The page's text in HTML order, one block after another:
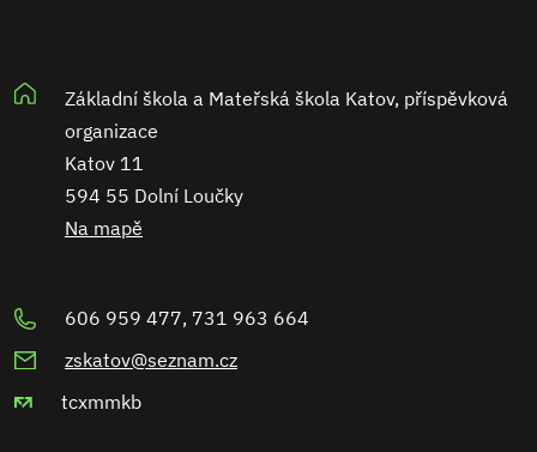
Základní škola a Mateřská škola Katov, příspěvková
organizace
Katov 11
594 55 Dolní Loučky
Na mapě
606 959 477, 731 963 664
zskatov@seznam.cz
tcxmmkb